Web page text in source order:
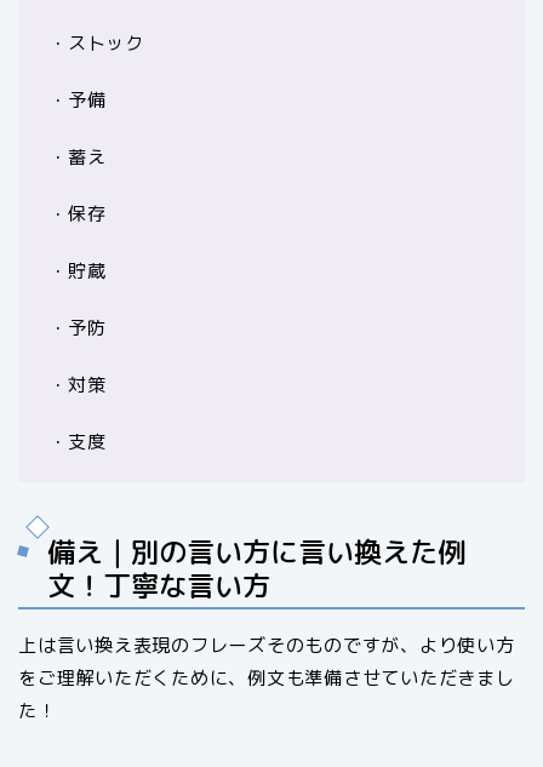
・ストック
・予備
・蓄え
・保存
・貯蔵
・予防
・対策
・支度
備え｜別の言い方に言い換えた例
文！丁寧な言い方
上は言い換え表現のフレーズそのものですが、より使い方
をご理解いただくために、例文も準備させていただきまし
た！